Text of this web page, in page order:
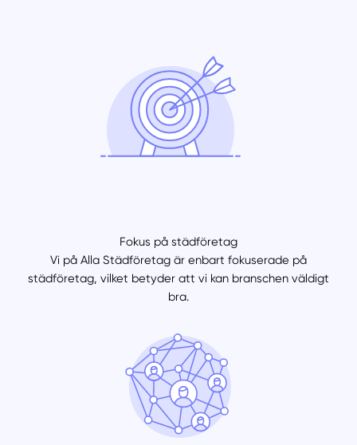
Fokus på städföretag
Vi på Alla Städföretag är enbart fokuserade på
städföretag, vilket betyder att vi kan branschen väldigt
bra.